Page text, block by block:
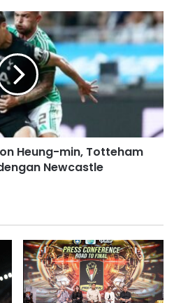
Heung-min, Totteham
Newcastle